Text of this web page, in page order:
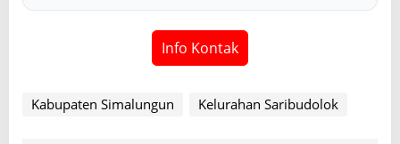
Info Kontak
Kabupaten Simalungun Kelurahan Saribudolok